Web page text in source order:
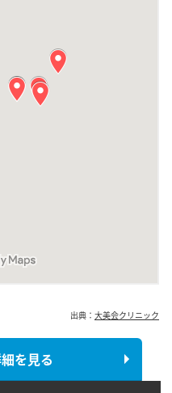
出典： 大美会クリニック
を見る